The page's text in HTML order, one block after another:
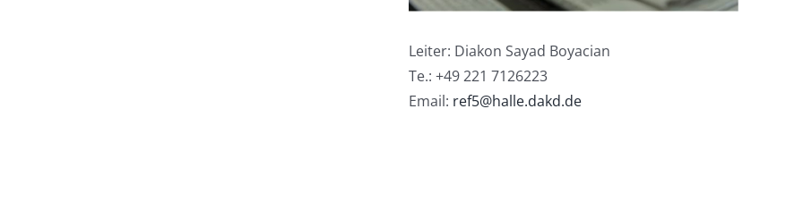
Leiter: Diakon Sayad Boyacian
Te.: +49 221 7126223
Email: ref5@halle.dakd.de